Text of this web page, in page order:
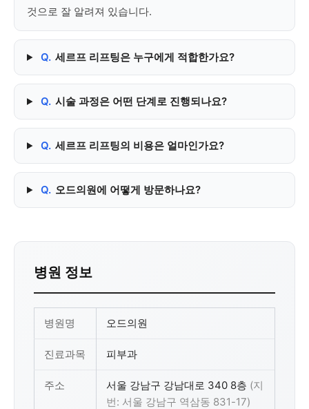
것으로 잘 알려져 있습니다.
Q. 세르프 리프팅은 누구에게 적합한가요?
Q. 시술 과정은 어떤 단계로 진행되나요?
Q. 세르프 리프팅의 비용은 얼마인가요?
Q. 오드의원에 어떻게 방문하나요?
병원 정보
병원명 오드의원
진료과목 피부과
주소 서울 강남구 강남대로 340 8층 (지
번: 서울 강남구 역삼동 831-17)